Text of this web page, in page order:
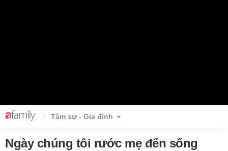
Tâm sự - Gia đình
Ngày chúng tôi rước mẹ đến sống